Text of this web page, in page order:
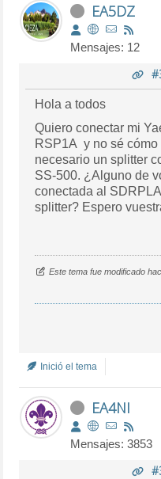
EA5DZ
Mensajes: 12
Hola a todos
Quiero conectar mi
RSP1A y no sé
necesario un splitter
SS-500. ¿Alguno de
conectada al
splitter? Espero
Este tema fue modificado
Inició el tema
EA4NI
Mensajes: 3853